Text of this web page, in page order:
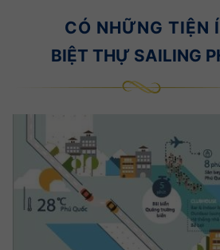
CÓ NHỮNG TIỆN
BIỆT THỰ SAILING